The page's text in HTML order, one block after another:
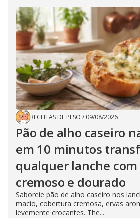
RECEITAS DE PESO / 09/08/2026
Pão de alho caseiro
em 10 minutos
qualquer lanche
cremoso e dourado
Saboreie pão de alho caseiro nos
macio, cobertura cremosa, ervas
levemente crocantes. The...